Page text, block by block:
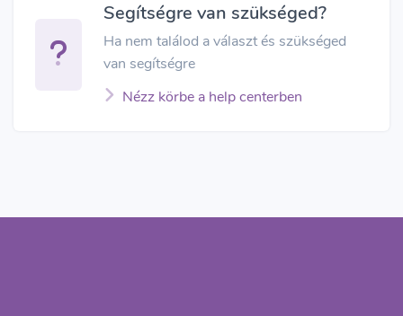
Segítségre van szükséged?
Ha nem találod a választ és szükséged
van segítségre
Nézz körbe a help centerben